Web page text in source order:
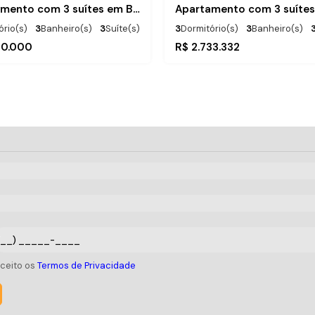
Apartamento com 3 suítes em Balneário Piçarras
3Banheiro(s) 3Suíte(s)
m²
R$ 2.733.332
3Dormitório(s) 3Banheiro(s)
Total: 142.00m²
30mDistância do Mar
os Termos de Privacidade